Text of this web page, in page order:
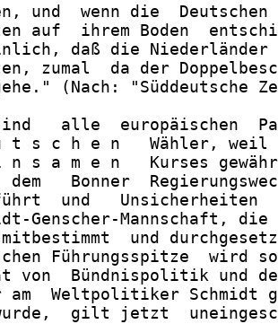
und  wenn die
auf  ihrem Boden
daß die
zumal  da der
(Nach: "Süddeutsche
alle  europäischen
t s c h e n   Wähler,
n s a m e n   Kurses
dem   Bonner
und   Unsicherheiten
Genscher-Mannschaft,
und
Führungsspitze  wird
von  Bündnispolitik und
am  Weltpolitiker Schmidt
gilt jetzt